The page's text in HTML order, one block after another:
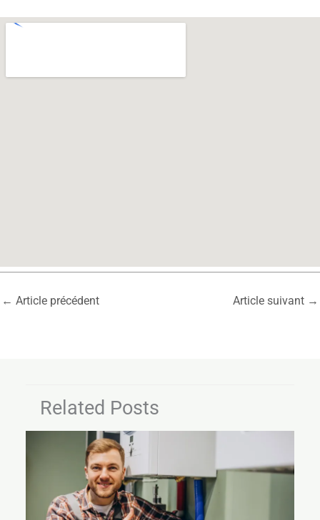
← Article précédent Article suivant →
Related Posts